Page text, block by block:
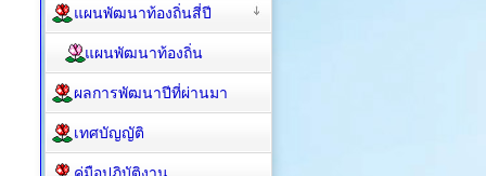
แผนพัฒนาท้องถิ่นสี่ปี
แผนพัฒนาท้องถิ่น
ผลการพัฒนาปีที่ผ่านมา
เทศบัญญัติ